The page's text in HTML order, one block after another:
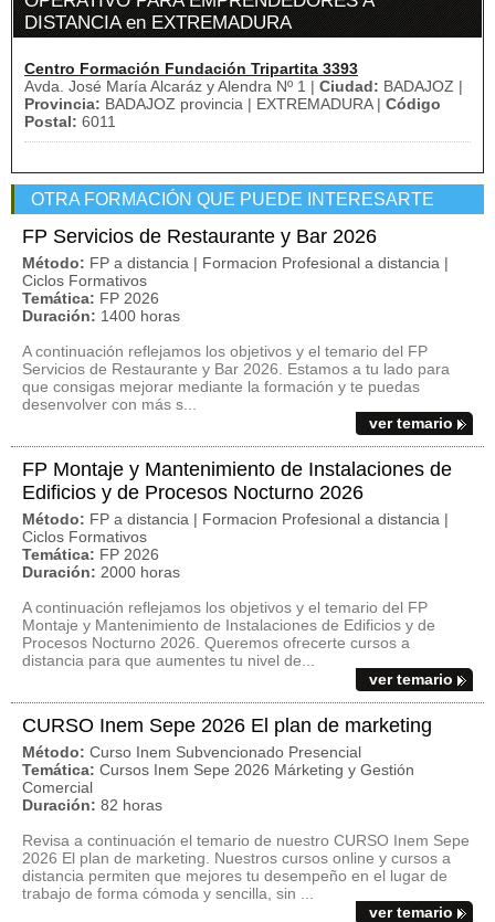
DISTANCIA en EXTREMADURA
Centro Formación Fundación Tripartita 3393
Avda. José María Alcaráz y Alendra Nº 1 | Ciudad: BADAJOZ |
Provincia: BADAJOZ provincia | EXTREMADURA | Código
Postal: 6011
OTRA FORMACIÓN QUE PUEDE INTERESARTE
FP Servicios de Restaurante y Bar 2026
Método: FP a distancia | Formacion Profesional a distancia |
Ciclos Formativos
Temática: FP 2026
Duración: 1400 horas
A continuación reflejamos los objetivos y el temario del FP
Servicios de Restaurante y Bar 2026. Estamos a tu lado para
que consigas mejorar mediante la formación y te puedas
desenvolver con más s...
ver temario
FP Montaje y Mantenimiento de Instalaciones de
Edificios y de Procesos Nocturno 2026
Método: FP a distancia | Formacion Profesional a distancia |
Ciclos Formativos
Temática: FP 2026
Duración: 2000 horas
A continuación reflejamos los objetivos y el temario del FP
Montaje y Mantenimiento de Instalaciones de Edificios y de
Procesos Nocturno 2026. Queremos ofrecerte cursos a
distancia para que aumentes tu nivel de...
ver temario
CURSO Inem Sepe 2026 El plan de marketing
Método: Curso Inem Subvencionado Presencial
Temática: Cursos Inem Sepe 2026 Márketing y Gestión
Comercial
Duración: 82 horas
Revisa a continuación el temario de nuestro CURSO Inem Sepe
2026 El plan de marketing. Nuestros cursos online y cursos a
distancia permiten que mejores tu desempeño en el lugar de
trabajo de forma cómoda y sencilla, sin ...
ver temario